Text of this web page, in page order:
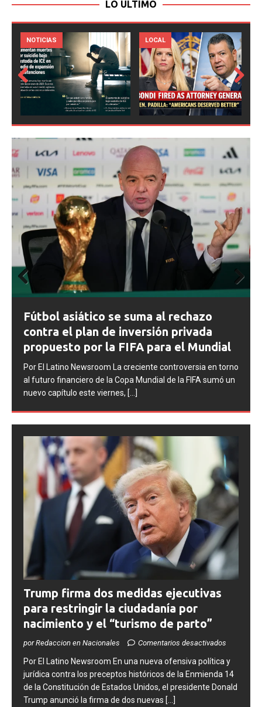
LO ULTIMO
LOCAL NOTICIAS
Prev
Next
en torno
sumó un
FIFA abre expedientes
contra Argentina tras los
la final del Mundial 2026
Por El Latino Newsroom La FIFA inició una serie de
procesos disciplinarios contra la Asociación del Fútbol
Argentino (AFA), cuatro integrantes de la selección
Prev
Trump firma dos medidas ejecutivas
para restringir la ciudadanía por
nacimiento y el “turismo de parto”
por Redaccion en Nacionales Comentarios desactivados
​Por El Latino Newsroom ​En una nueva ofensiva política y
jurídica contra los preceptos históricos de la Enmienda 14
de la Constitución de Estados Unidos, el presidente Donald
Trump anunció la firma de dos nuevas [...]